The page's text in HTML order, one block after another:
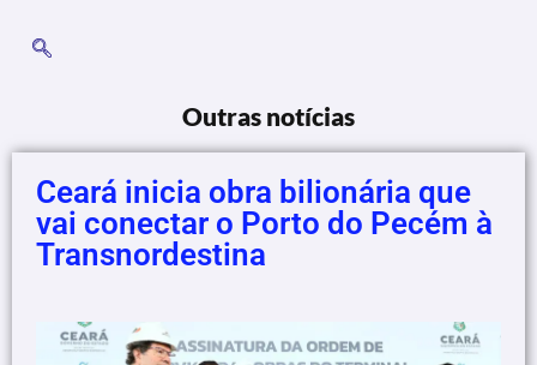
Outras notícias
Ceará inicia obra bilionária que
vai conectar o Porto do Pecém à
Transnordestina